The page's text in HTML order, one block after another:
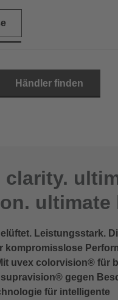
Händler finden
clarity.
ultimate
Leistungsstark.
kompromisslose
uvex colorvision® für
gegen
für intelligente